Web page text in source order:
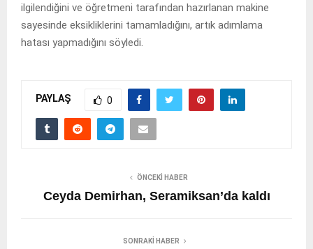
ilgilendiğini ve öğretmeni tarafından hazırlanan makine
sayesinde eksikliklerini tamamladığını, artık adımlama
hatası yapmadığını söyledi.
PAYLAŞ 0
ÖNCEKI HABER
Ceyda Demirhan, Seramiksan’da kaldı
SONRAKI HABER